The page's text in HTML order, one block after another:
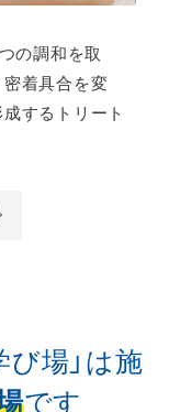
の調和を取
着具合を変
するトリート
場」は施
です